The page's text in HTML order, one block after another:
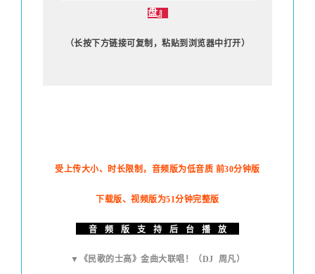
盘』
（长按下方链接可复制，粘贴到浏览器中打开）
每晚与好音乐不期而遇，总有一首歌是你喜欢
受上传大小、时长限制，音频版为低音质 前30分钟版
下载版、视频版为51分钟完整版
音 频 版 支 持 后 台 播... 放
▼《民歌的士高》金曲大联唱！（DJ 周凡）